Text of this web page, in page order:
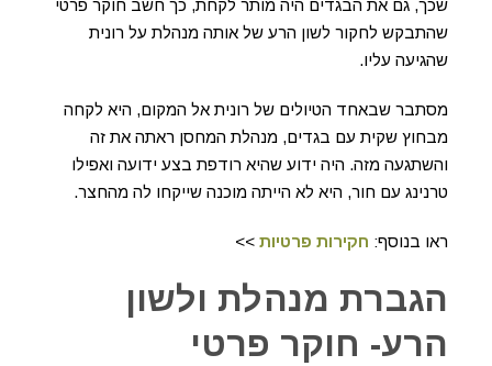
שכך, גם את הבגדים היה מותר לקחת, כך חשב חוקר פרטי
שהתבקש לחקור לשון הרע של אותה מנהלת על רונית
שהגיעה עליו.
מסתבר שבאחד הטיולים של רונית אל המקום, היא לקחה
מבחוץ שקית עם בגדים, מנהלת המחסן ראתה את זה
והשתגעה מזה. היה ידוע שהיא רודפת בצע ידועה ואפילו
טרנינג עם חור, היא לא הייתה מוכנה שייקחו לה מהחצר.
ראו בנוסף: חקירות פרטיות >>
הגברת מנהלת ולשון
הרע- חוקר פרטי